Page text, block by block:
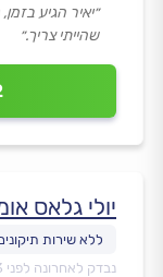
״יאיר הגיע
שהייתי צריך.״
יולי גלאס
נבדק לאחרונה לפני 3 ימים